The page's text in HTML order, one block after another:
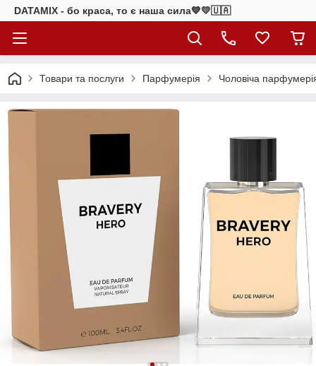
DATAMIX - бо краcа, то є наша сила​💙💛🇺🇦​
Товари та послуги Парфумерія Чоловіча